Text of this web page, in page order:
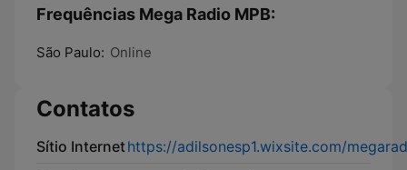
Frequências Mega Radio MPB:
São Paulo: Online
Contatos
Sítio Internethttps://adilsonesp1.wixsite.com/